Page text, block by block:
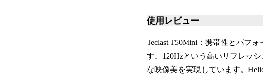
使用レビュー
Teclast T50Mini：携帯性とパフ
す。120Hzという高いリフレッ
な映像美を実現しています。